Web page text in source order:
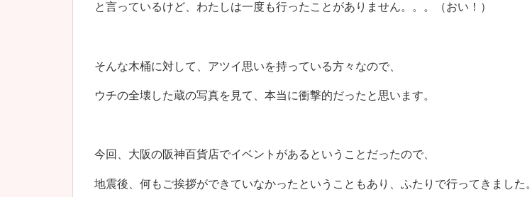
と言っているけど、わたしは一度も行ったことがありません。。。（おい！）
そんな木桶に対して、アツイ思いを持っている方々なので、
ウチの全壊した蔵の写真を見て、本当に衝撃的だったと思います。
今回、大阪の阪神百貨店でイベントがあるということだったので、
地震後、何もご挨拶ができていなかったということもあり、ふたりで行ってきました。